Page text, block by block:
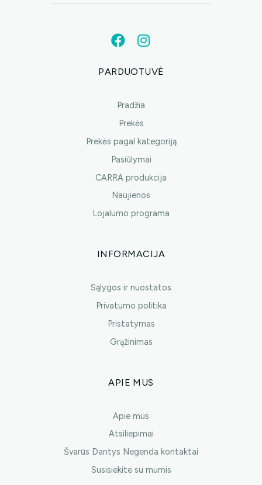
PARDUOTUVĖ
Pradžia
Prekės
Prekės pagal kategoriją
Pasiūlymai
CARRA produkcija
Naujienos
Lojalumo programa
INFORMACIJA
Sąlygos ir nuostatos
Privatumo politika
Pristatymas
Grąžinimas
APIE MUS
Apie mus
Atsiliepimai
Švarūs Dantys Negenda kontaktai
Susisiekite su mumis